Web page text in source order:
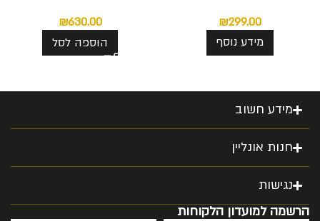
₪299.00
מידע נוסף
₪630.00
הוספה לסל
מידע חשוב
חנות אונליין
נגישות
הרשמה למועדון הלקוחות